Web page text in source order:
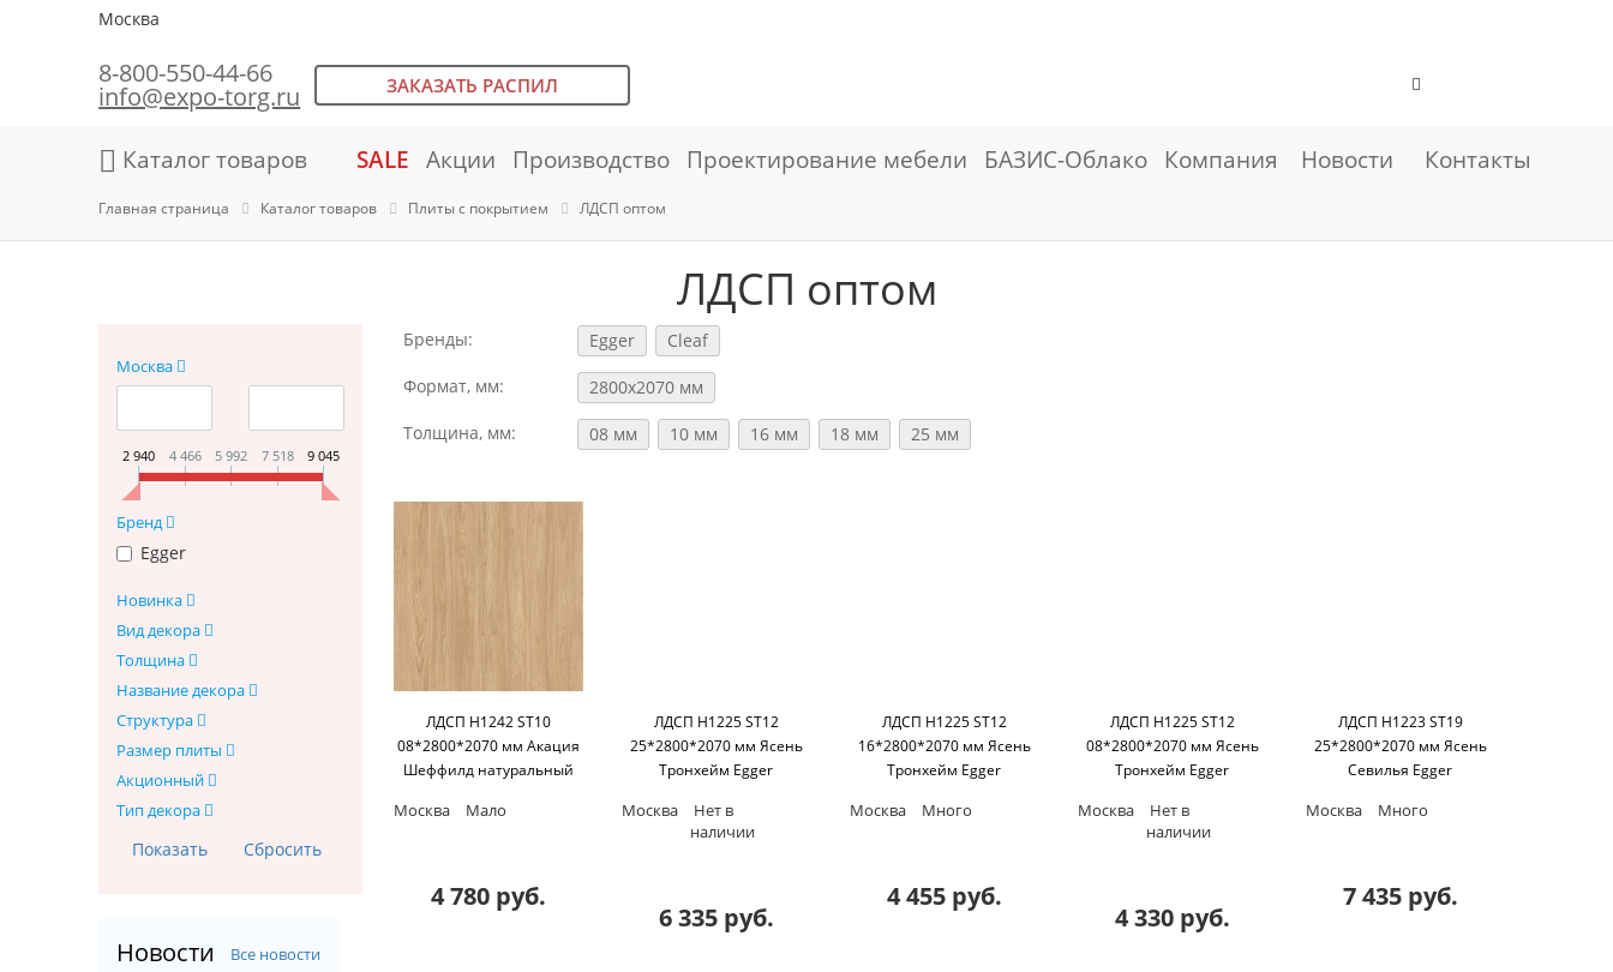
Москва
8-800-550-44-66
info@expo-torg.ru ЗАКАЗАТЬ РАСПИЛ
Каталог товаров SALE Акции Производство Проектирование мебели БАЗИС-Облако Компания Новости Контакты
Главная страница Каталог товаров Плиты с покрытием ЛДСП оптом
ЛДСП оптом
Москва
2 940 4 466 5 992 7 518 9 045
Бренд
Egger
Новинка
Вид декора
Толщина
Название декора
Структура
Размер плиты
Акционный
Тип декора
Новости Все новости
Бренды: Egger
Cleaf
Формат, мм:
2800х2070 мм
Толщина, мм:
08 мм 10 мм 16 мм 18 мм 25 мм
ЛДСП H1242 ST10
08*2800*2070 мм Акация
Шеффилд натуральный
Москва Мало
4 780 руб.
ЛДСП H1225 ST12
25*2800*2070 мм Ясень
Тронхейм Egger
Москва
Нет в
наличии
6 335 руб.
ЛДСП H1225 ST12
16*2800*2070 мм Ясень
Тронхейм Egger
Москва Много
4 455 руб.
ЛДСП H1225 ST12
08*2800*2070 мм Ясень
Тронхейм Egger
Москва
Нет в
наличии
4 330 руб.
ЛДСП H1223 ST19
25*2800*2070 мм Ясень
Севилья Egger
Москва Много
7 435 руб.